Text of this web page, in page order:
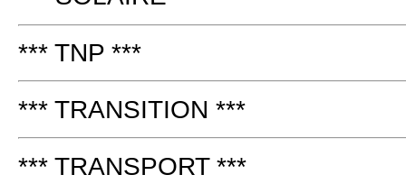
*** TNP ***
*** TRANSITION ***
*** TRANSPORT ***